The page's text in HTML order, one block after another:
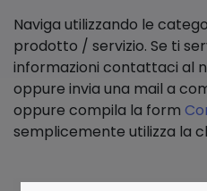
Naviga utilizzando le
prodotto / servizio. Se ti
informazioni contattaci al
oppure invia una mail a
oppure compila la form
semplicemente utilizza la